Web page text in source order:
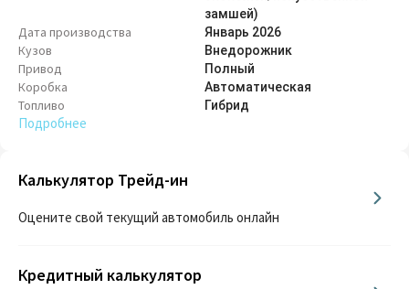
замшей)
Дата производства Январь 2026
Кузов Внедорож­ник
Привод Полный
Коробка Автоматическая
Топливо Гибрид
Подробнее
Калькулятор Трейд-ин
Оцените свой текущий автомобиль онлайн
Кредитный калькулятор